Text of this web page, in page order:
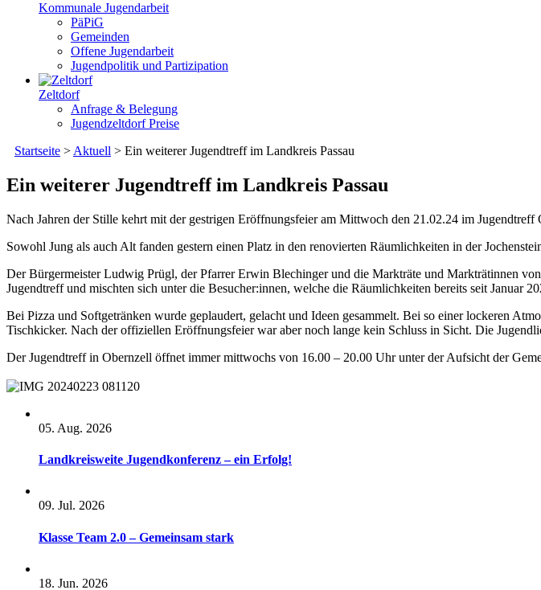
Kommunale Jugendarbeit
PäPiG
Gemeinden
Offene Jugendarbeit
Jugendpolitik und Partizipation
Zeltdorf
Anfrage & Belegung
Jugendzeltdorf Preise
Startseite > Aktuell > Ein weiterer Jugendtreff im Landkreis Passau
Ein weiterer Jugendtreff im Landkreis Passau
Nach Jahren der Stille kehrt mit der gestrigen Eröffnungsfeier am Mittwoch den 21.02.24 im
Sowohl Jung als auch Alt fanden gestern einen Platz in den renovierten Räumlichkeiten in der
Der Bürgermeister Ludwig Prügl, der Pfarrer Erwin Blechinger und die Markträte und Markträtinnen
Jugendtreff und mischten sich unter die Besucher:innen, welche die Räumlichkeiten bereits seit Januar
Bei Pizza und Softgetränken wurde geplaudert, gelacht und Ideen gesammelt. Bei so einer lockeren
Tischkicker. Nach der offiziellen Eröffnungsfeier war aber noch lange kein Schluss in Sicht. Die
Der Jugendtreff in Obernzell öffnet immer mittwochs von 16.00 – 20.00 Uhr unter der Aufsicht der
05. Aug. 2026
Landkreisweite Jugendkonferenz – ein Erfolg!
09. Jul. 2026
Klasse Team 2.0 – Gemeinsam stark
18. Jun. 2026